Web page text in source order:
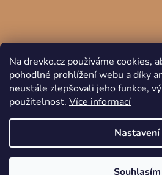
Na drevko.cz používáme cookies,
pohodlné prohlížení webu a díky
neustále zlepšovali jeho funkce,
použitelnost. Více informací
Nastavení
Souhlasím